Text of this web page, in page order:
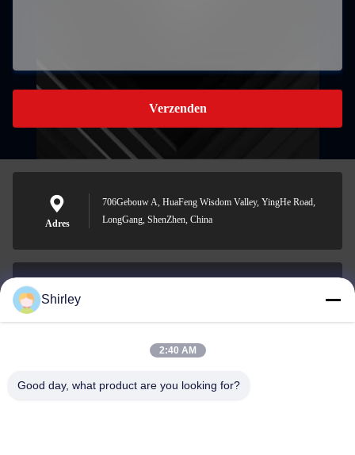
Verzenden
Adres
706Gebouw A, HuaFeng Wisdom Valley, YingHe Road,
LongGang, ShenZhen, China
0086-18148506772
Shirley
2:40 AM
Good day, what product are you looking for?